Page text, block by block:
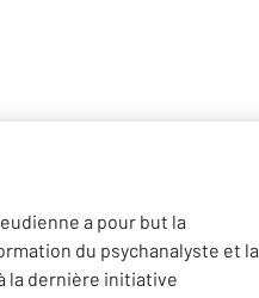
a pour but la
du psychanalyste et la
la dernière initiative